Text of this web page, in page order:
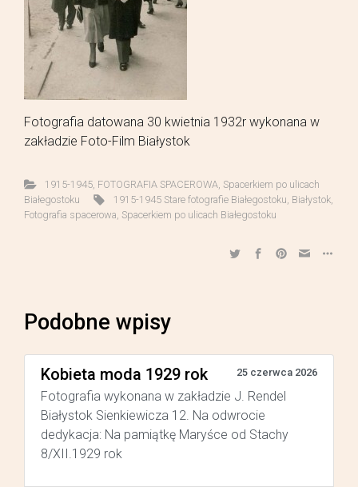
Fotografia datowana 30 kwietnia 1932r wykonana w
zakładzie Foto-Film Białystok
1915-1945, FOTOGRAFIA SPACEROWA Spacerkiem po ulicach
Białegostoku
1915-1945 Stare fotografie Białegostoku Białystok,
Fotografia spacerowa Spacerkiem po ulicach Białegostoku
Podobne wpisy
Kobieta moda 1929 rok 25 czerwca 2026
Fotografia wykonana w zakładzie J. Rendel
Białystok Sienkiewicza 12. Na odwrocie
dedykacja: Na pamiątkę Maryśce od Stachy
8/XII.1929 rok